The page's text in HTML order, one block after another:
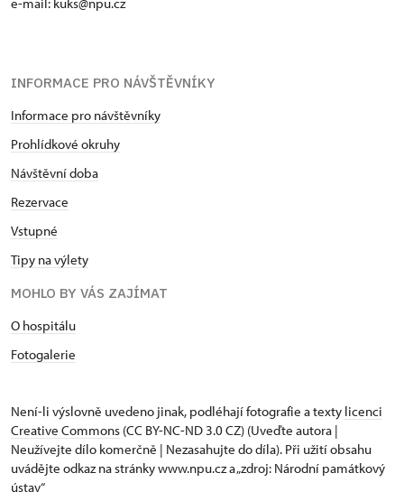
INFORMACE PRO NÁVŠTĚVNÍKY
Informace pro návštěvníky
Prohlídkové okruhy
Návštěvní doba
Rezervace
Vstupné
Tipy na výlety
MOHLO BY VÁS ZAJÍMAT
O hospitálu
Fotogalerie
Není-li výslovně uvedeno jinak, podléhají fotografie a texty licenci
Creative Commons (CC BY-NC-ND 3.0 CZ) (Uveďte autora |
Neužívejte dílo komerčně | Nezasahujte do díla). Při užití obsahu
uvádějte odkaz na stránky www.npu.cz a „zdroj: Národní památkový
ústav“